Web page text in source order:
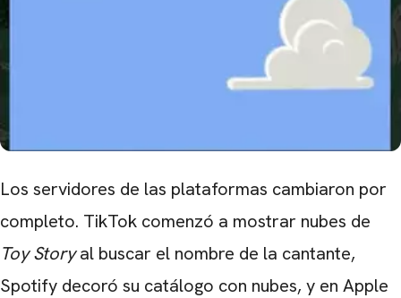
Los servidores de las plataformas cambiaron por
completo. TikTok comenzó a mostrar nubes de
Toy Storyal buscar el nombre de la cantante,
Spotify decoró su catálogo con nubes, y en Apple